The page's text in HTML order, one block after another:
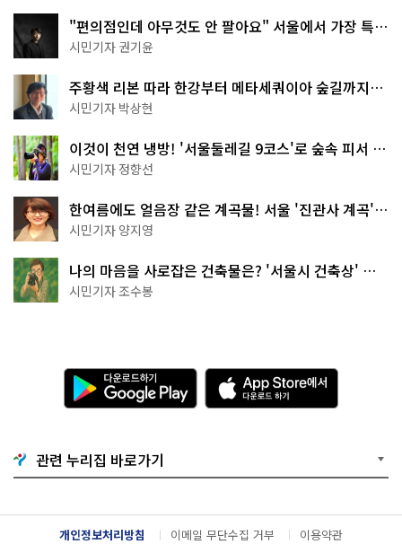
"편의점인데 아무것도 안 팔아요" 서울에서 가장 특별
한 편의점의 정체
시민기자 권기윤
주황색 리본 따라 한강부터 메타세쿼이아 숲길까지…
서울둘레길 15코스
시민기자 박상현
이것이 천연 냉방! '서울둘레길 9코스'로 숲속 피서 떠
나볼까
시민기자 정향선
한여름에도 얼음장 같은 계곡물! 서울 '진관사 계곡'이
천국이네~
시민기자 양지영
나의 마음을 사로잡은 건축물은? '서울시 건축상' 수
상작 공개!
시민기자 조수봉
다
운
로
기
G
o
g
l
e
A
p
p
e
서
다
운
관련 누리집 바로가기
개인정보처리방침 이메일 무단수집 거부
이용약관